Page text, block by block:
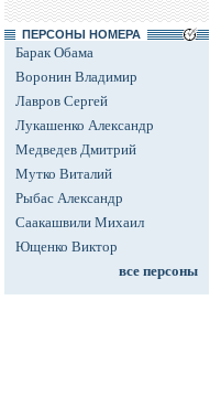
ПЕРСОНЫ НОМЕРА
Барак Обама
Воронин Владимир
Лавров Сергей
Лукашенко Александр
Медведев Дмитрий
Мутко Виталий
Рыбас Александр
Саакашвили Михаил
Ющенко Виктор
все персоны